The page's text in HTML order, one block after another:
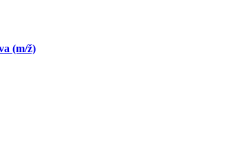
(m/ž)